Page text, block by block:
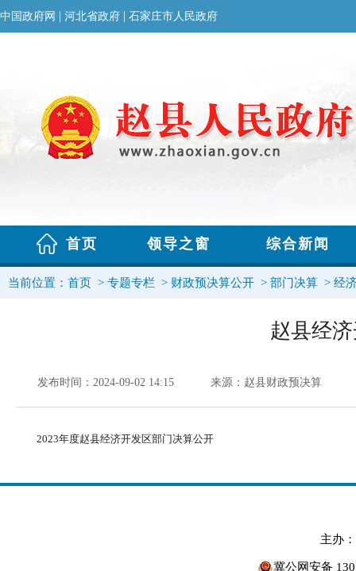
当前位置： 首页 > 专题专栏 > 财政预决算公开 > 部门决算 > 经
赵县经
发布时间：2024-09-02 14:15 来源：赵县财政预决算
2023年度赵县经济开发区部门决算公开